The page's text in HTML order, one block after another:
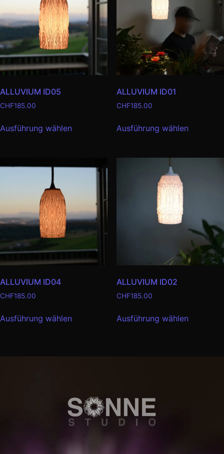
ALLUVIUM ID05
CHF185.00
Ausführung wählen
ALLUVIUM ID01
CHF185.00
Ausführung wählen
ALLUVIUM ID04
CHF185.00
Ausführung wählen
ALLUVIUM ID02
CHF185.00
Ausführung wählen